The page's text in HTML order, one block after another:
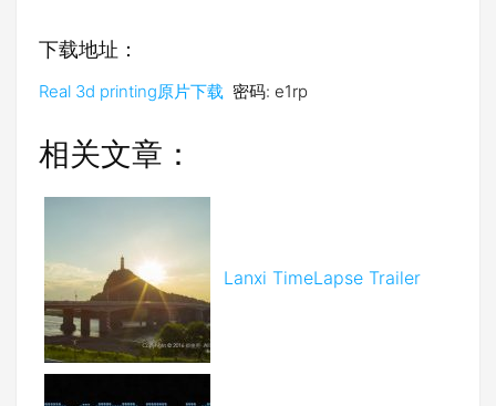
下载地址：
Real 3d printing原片下载 密码: e1rp
相关文章：
Lanxi TimeLapse Trailer